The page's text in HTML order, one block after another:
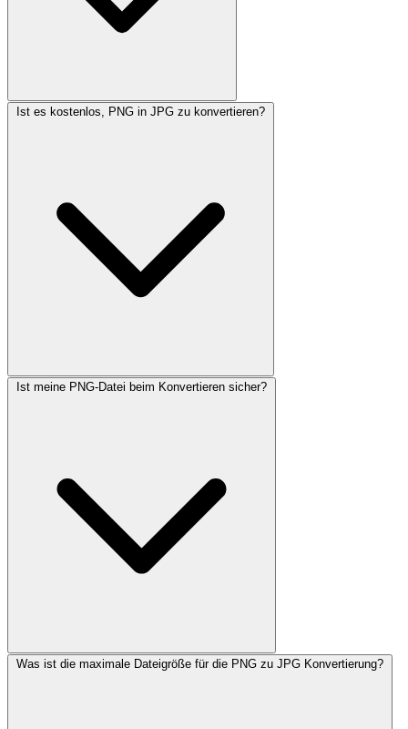
Ist es kostenlos, PNG in JPG zu konvertieren?
Ist meine PNG-Datei beim Konvertieren sicher?
Was ist die maximale Dateigröße für die PNG zu JPG Konvertierung?